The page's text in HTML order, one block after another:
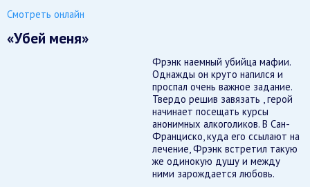
Смотреть онлайн
«Убей меня»
Фрэнк наемный убийца мафии.
Однажды он круто напился и
проспал очень важное задание.
Твердо решив завязать , герой
начинает посещать курсы
анонимных алкоголиков. В Сан-
Франциско, куда его ссылают на
лечение, Фрэнк встретил такую
же одинокую душу и между
ними зарождается любовь.